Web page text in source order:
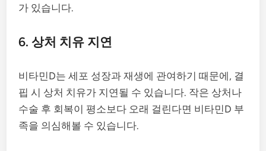
가 있습니다.
6. 상처 치유 지연
비타민D는 세포 성장과 재생에 관여하기 때문에, 결
핍 시 상처 치유가 지연될 수 있습니다. 작은 상처나
수술 후 회복이 평소보다 오래 걸린다면 비타민D 부
족을 의심해볼 수 있습니다.